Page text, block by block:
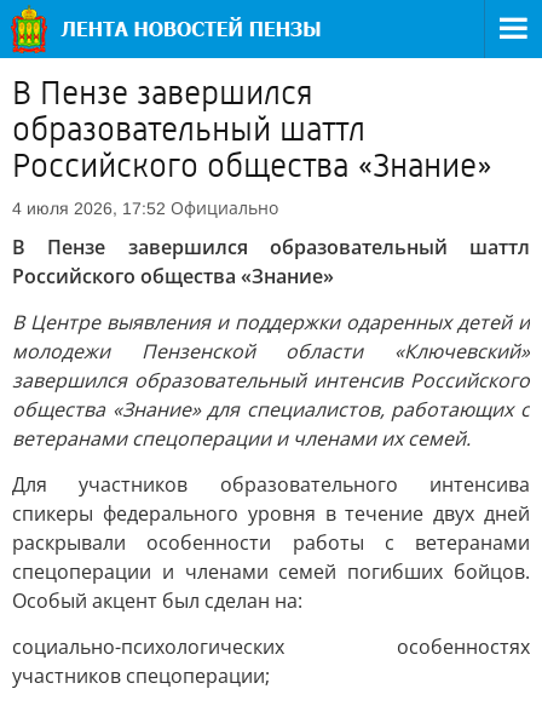
В Пензе завершился
образовательный шаттл
Российского общества «Знание»
4 июля 2026, 17:52 Официально
В Пензе завершился образовательный шаттл
Российского общества «Знание»
В Центре выявления и поддержки одаренных детей и
молодежи Пензенской области «Ключевский»
завершился образовательный интенсив Российского
общества «Знание» для специалистов, работающих с
ветеранами спецоперации и членами их семей.
Для участников образовательного интенсива
спикеры федерального уровня в течение двух дней
раскрывали особенности работы с ветеранами
спецоперации и членами семей погибших бойцов.
Особый акцент был сделан на:
социально-психологических особенностях
участников спецоперации;